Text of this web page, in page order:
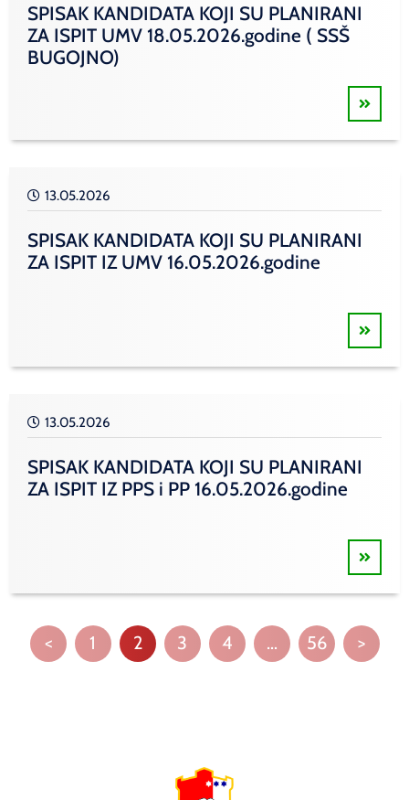
SPISAK KANDIDATA KOJI SU PLANIRANI
ZA ISPIT UMV 18.05.2026.godine ( SSŠ
BUGOJNO)
13.05.2026
SPISAK KANDIDATA KOJI SU PLANIRANI
ZA ISPIT IZ UMV 16.05.2026.godine
13.05.2026
SPISAK KANDIDATA KOJI SU PLANIRANI
ZA ISPIT IZ PPS i PP 16.05.2026.godine
< 1 2 3 4 … 56 >